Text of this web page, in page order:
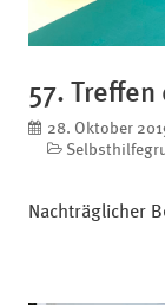
57.
veröffentlicht
28. Oktober
Kategorien
Nachträglicher